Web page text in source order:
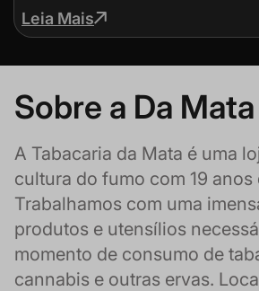
Leia Mais
Sobre a Da Mata
A Tabacaria da Mata é uma
cultura do fumo com 19 anos
Trabalhamos com uma
produtos e utensílios
momento de consumo de
cannabis e outras ervas.